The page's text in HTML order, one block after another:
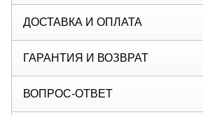
ДОСТАВКА И ОПЛАТА
ГАРАНТИЯ И ВОЗВРАТ
ВОПРОС-ОТВЕТ